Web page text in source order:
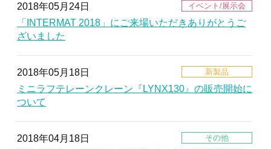
2018年05月24日
「INTERMAT 2018」にご来場いただきありがとうご
ざいました
2018年05月18日
ミニラフテレーンクレーン『LYNX130』の販売開始に
ついて
2018年04月18日